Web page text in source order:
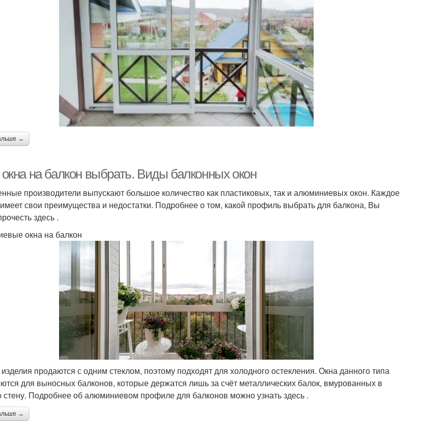
→
окна на балкон выбрать. Виды балконных окон
производители выпускают большое количество как пластиковых, так и алюминиевых окон. Каждое
свои преимущества и недостатки. Подробнее о том, какой профиль выбрать для балкона, Вы
здесь .
окна на балкон
продаются с одним стеклом, поэтому подходят для холодного остекления. Окна данного типа
для выносных балконов, которые держатся лишь за счёт металлических балок, вмурованных в
Подробнее об алюминиевом профиле для балконов можно узнать здесь .
→